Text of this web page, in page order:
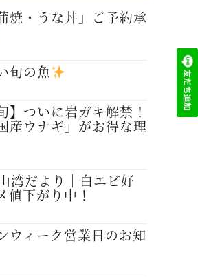
焼・うな丼」ご予約承
旬の魚
】ついに岩ガキ解禁！
産ウナギ」がお得な理
湾だより｜白エビ好
値下がり中！
ウィーク営業日のお知